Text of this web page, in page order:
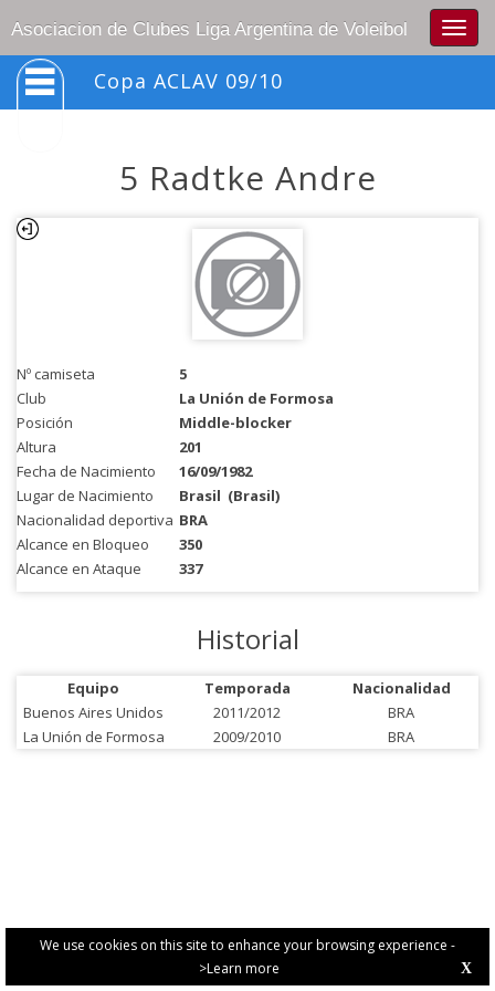
We use cookies on this site to enhance your browsing experience -
>Learn more
X
Asociacion de Clubes Liga Argentina de Voleibol
Copa ACLAV 09/10
5 Radtke Andre
Nº camiseta
5
Club
La Unión de Formosa
Posición
Middle-blocker
Altura
201
Fecha de Nacimiento
16/09/1982
Lugar de Nacimiento
Brasil (Brasil)
Nacionalidad deportiva BRA
Alcance en Bloqueo
350
Alcance en Ataque
337
Historial
Equipo Temporada
Nacionalidad
Buenos Aires Unidos
2011/2012
BRA
La Unión de Formosa
2009/2010 BRA